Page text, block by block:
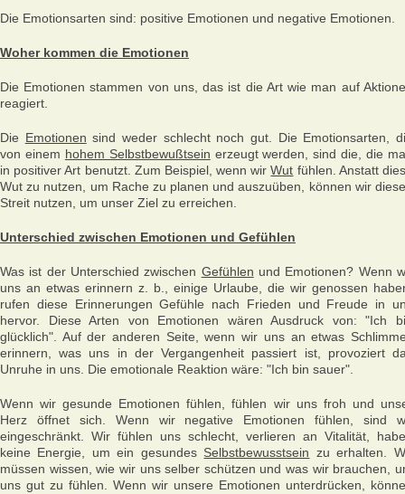
Die Emotionsarten sind: positive Emotionen und negative Emotionen.
Woher kommen die Emotionen
Die Emotionen stammen von uns, das ist die Art wie man auf
reagiert.
Die Emotionen sind weder schlecht noch gut. Die Emotionsarten,
von einem hohem Selbstbewußtsein erzeugt werden, sind die, die
in positiver Art benutzt. Zum Beispiel, wenn wirWut fühlen. Anstatt
Wut zu nutzen, um Rache zu planen und auszuüben, können wir
Streit nutzen, um unser Ziel zu erreichen.
Unterschied zwischen Emotionen und Gefühlen
Was ist der Unterschied zwischen Gefühlen und Emotionen? Wenn
uns an etwas erinnern z. b., einige Urlaube, die wir genossen
rufen diese Erinnerungen Gefühle nach Frieden und Freude in
hervor. Diese Arten von Emotionen wären Ausdruck von: "Ich
glücklich". Auf der anderen Seite, wenn wir uns an etwas
erinnern, was uns in der Vergangenheit passiert ist, provoziert
Unruhe in uns. Die emotionale Reaktion wäre: "Ich bin sauer".
Wenn wir gesunde Emotionen fühlen, fühlen wir uns froh und
Herz öffnet sich. Wenn wir negative Emotionen fühlen, sind
eingeschränkt. Wir fühlen uns schlecht, verlieren an Vitalität,
keine Energie, um ein gesundes Selbstbewusstsein zu erhalten.
müssen wissen, wie wir uns selber schützen und was wir brauchen,
uns gut zu fühlen. Wenn wir unsere Emotionen unterdrücken,